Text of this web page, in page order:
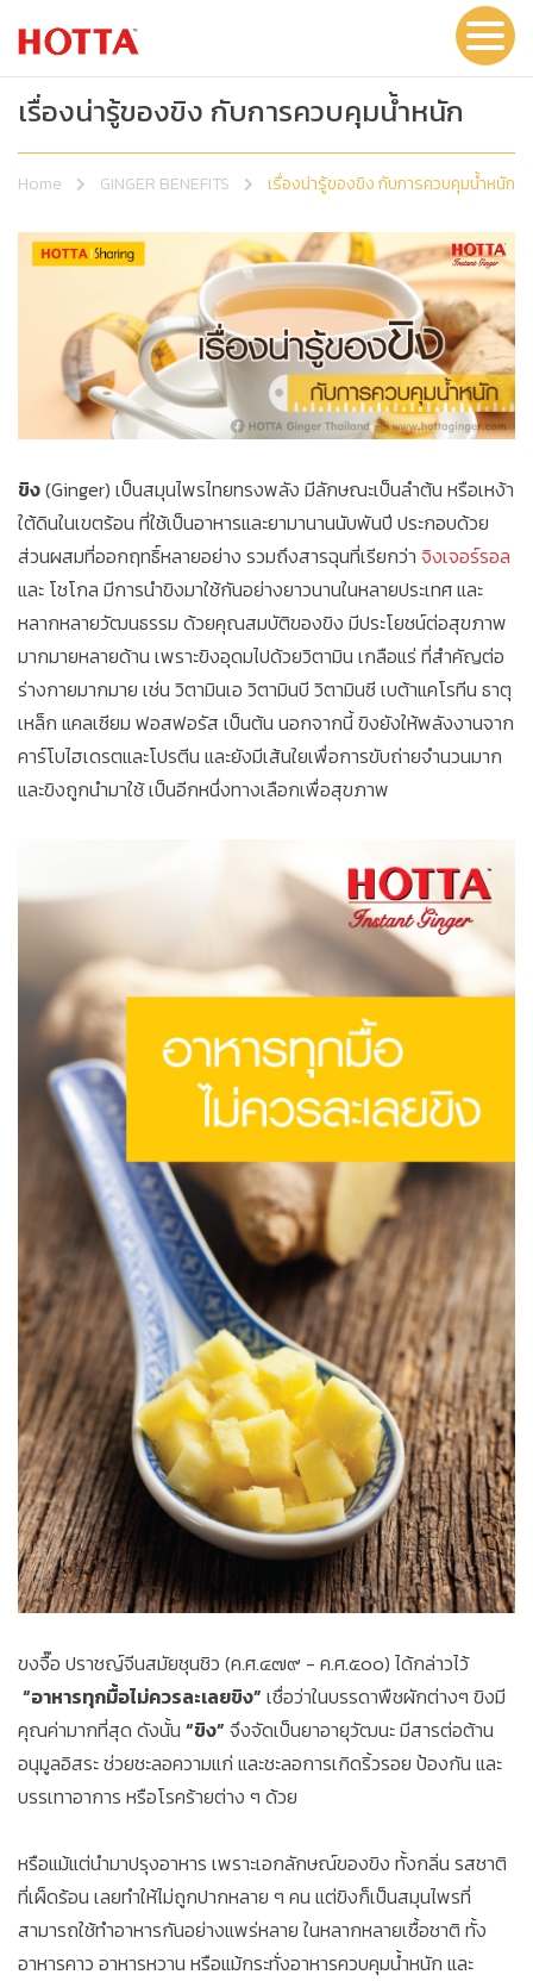
เรื่องน่ารู้ของขิง กับการควบคุมน้ำหนัก
Home GINGER BENEFITS เรื่องน่ารู้ของขิง กับการควบคุมน้ำหนัก
ขิง(Ginger) เป็นสมุนไพรไทยทรงพลัง มีลักษณะเป็นลำต้น หรือเหง้า
ใต้ดินในเขตร้อน ที่ใช้เป็นอาหารและยามานานนับพันปี ประกอบด้วย
ส่วนผสมที่ออกฤทธิ์หลายอย่าง รวมถึงสารฉุนที่เรียกว่า จิงเจอร์รอล
และ โชโกล มีการนำขิงมาใช้กันอย่างยาวนานในหลายประเทศ และ
หลากหลายวัฒนธรรม ด้วยคุณสมบัติของขิง มีประโยชน์ต่อสุขภาพ
มากมายหลายด้าน เพราะขิงอุดมไปด้วยวิตามิน เกลือแร่ ที่สำคัญต่อ
ร่างกายมากมาย เช่น วิตามินเอ วิตามินบี วิตามินซี เบต้าแคโรทีน ธาตุ
เหล็ก แคลเซียม ฟอสฟอรัส เป็นต้น นอกจากนี้ ขิงยังให้พลังงานจาก
คาร์โบไฮเดรตและโปรตีน และยังมีเส้นใยเพื่อการขับถ่ายจำนวนมาก
และขิงถูกนำมาใช้ เป็นอีกหนึ่งทางเลือกเพื่อสุขภาพ
ขงจื๊อ ปราชญ์จีนสมัยชุนชิว (ค.ศ.๔๗๙ - ค.ศ.๕๐๐) ได้กล่าวไว้
“อาหารทุกมื้อไม่ควรละเลยขิง” เชื่อว่าในบรรดาพืชผักต่างๆ ขิงมี
คุณค่ามากที่สุด ดังนั้น “ขิง” จึงจัดเป็นยาอายุวัฒนะ มีสารต่อต้าน
อนุมูลอิสระ ช่วยชะลอความแก่ และชะลอการเกิดริ้วรอย ป้องกัน และ
บรรเทาอาการ หรือโรคร้ายต่าง ๆ ด้วย
หรือแม้แต่นำมาปรุงอาหาร เพราะเอกลักษณ์ของขิง ทั้งกลิ่น รสชาติ
ที่เผ็ดร้อน เลยทำให้ไม่ถูกปากหลาย ๆ คน แต่ขิงก็เป็นสมุนไพรที่
สามารถใช้ทำอาหารกันอย่างแพร่หลาย ในหลากหลายเชื้อชาติ ทั้ง
อาหารคาว อาหารหวาน หรือแม้กระทั่งอาหารควบคุมน้ำหนัก และ